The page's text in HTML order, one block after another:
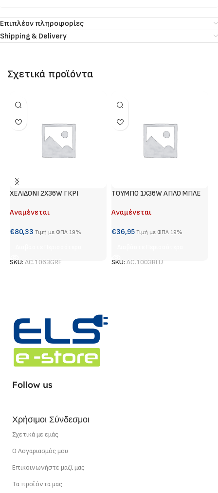
Επιπλέον πληροφορίες
Shipping & Delivery
Σχετικά προϊόντα
ΧΕΛΙΔΟΝΙ 2Χ36W ΓΚΡΙ
Αναμένεται
€80,33 Τιμή με ΦΠΑ 19%
SKU: AC.1063GRE
ΤΟΥΜΠΟ 1Χ36W ΑΠΛΟ ΜΠΛΕ
Αναμένεται
€36,95 Τιμή με ΦΠΑ 19%
SKU: AC.1003BLU
Follow us
Χρήσιμοι Σύνδεσμοι
Σχετικά με εμάς
Ο Λογαριασμός μου
Επικοινωνήστε μαζί μας
Τα προϊόντα μας